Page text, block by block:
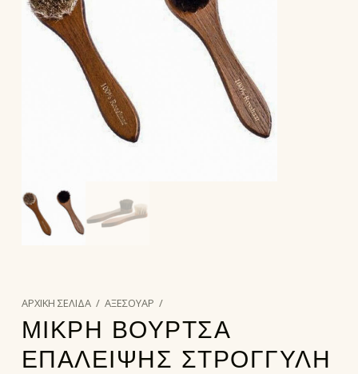
ΑΡΧΙΚΉ ΣΕΛΊΔΑ / ΑΞΕΣΟΥΑΡ /
ΜΙΚΡΗ ΒΟΥΡΤΣΑ
ΕΠΑΛΕΙΨΗΣ ΣΤΡΟΓΓΥΛΗ